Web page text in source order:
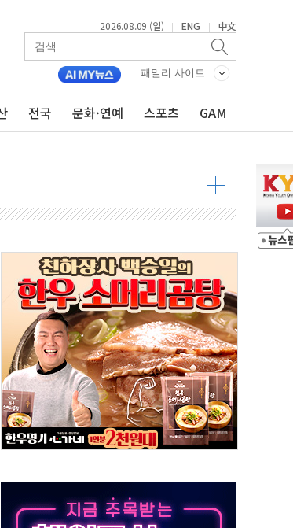
2026.08.09 (일) | ENG | 中文
패밀리 사이트
전국 문화·연예 스포츠 GAM
성공...金 45.42% vs 鄭 44.56%
석 당대표 후보
민석 47.75% 정청래 42.08%
45.09% 정청래 43.27% 송영길 11.63%
52.64% 정청래 39.89% 송영길 7.47%
약 부족 현실화
원 동해안 강한 비 이어져
거차에 치여 사망
2명 숨져
결혼 페널티' 22개 과제 손본다
사망·1명 실종
제적 시민 연대로 목소리 내야"